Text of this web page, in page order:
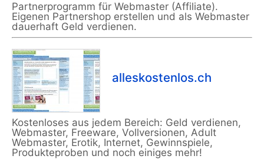
Partnerprogramm für Webmaster (Affiliate).
Eigenen Partnershop erstellen und als Webmaster
dauerhaft Geld verdienen.
alleskostenlos.ch
Kostenloses aus jedem Bereich: Geld verdienen,
Webmaster, Freeware, Vollversionen, Adult
Webmaster, Erotik, Internet, Gewinnspiele,
Produkteproben und noch einiges mehr!